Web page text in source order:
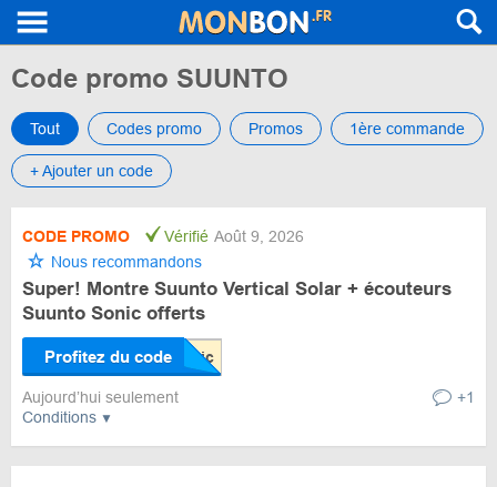
Code promo SUUNTO
Tout Codes promo Promos 1ère commande
+ Ajouter un code
Conditions
CODE PROMO Vérifié Août 9, 2026
Nous recommandons
Super! Montre Suunto Vertical Solar + écouteurs
Suunto Sonic offerts
Profitez du code
Aujourd’hui seulement +1